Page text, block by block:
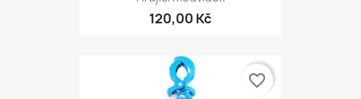
120,00 Kč
favorite_border